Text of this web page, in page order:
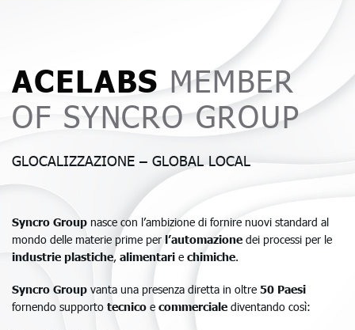
ACELABS MEMBER
OF SYNCRO GROUP
GLOCALIZZAZIONE – GLOBAL LOCAL
Syncro Group nasce con l’ambizione di fornire nuovi standard al
mondo delle materie prime per l’automazione dei processi per le
industrie plastiche, alimentari e chimiche.
Syncro Group vanta una presenza diretta in oltre 50 Paesi
fornendo supporto tecnico e commerciale diventando così: